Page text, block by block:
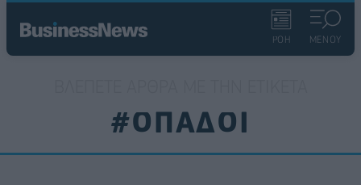
ΡΟΗ ΜΕΝΟΥ
#ΟΠΑΔΟΙ